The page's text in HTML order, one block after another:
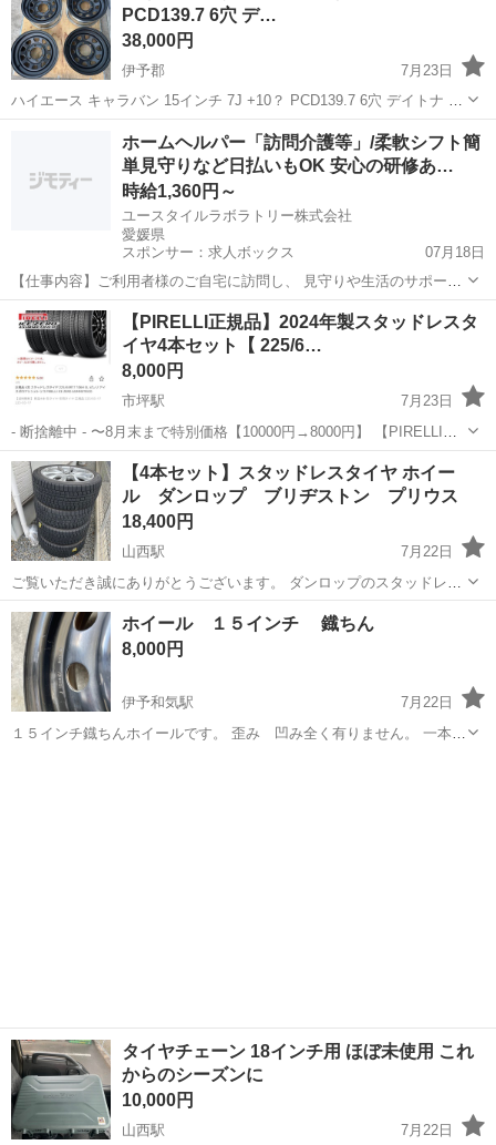
PCD139.7 6穴 デ…
38,000円
伊予郡
7月23日
ハイエース キャラバン 15インチ 7J +10？ PCD139.7 6穴 デイトナ オ
フセットは+10か+19あたりになります。
タイヤ、ホイール
ホームヘルパー「訪問介護等」/柔軟シフト簡
単見守りなど日払いもOK 安心の研修あ…
時給1,360円～
ユースタイルラボラトリー株式会社
愛媛県
スポンサー：求人ボックス
07月18日
【仕事内容】ご利用者様のご自宅に訪問し、 見守りや生活のサポート
を行う 訪問介護のお仕事です! 未経験から始める方が8割です! 具体的
な内容 ・見守り ・食事介助 ・身の回りの整理整頓 ・洗濯物の片付け
・痰の吸引 ・身体を清潔に...
アルバイト・パート
【PIRELLI正規品】2024年製スタッドレスタ
イヤ4本セット【 225/6…
8,000円
市坪駅
7月23日
- 断捨離中 - 〜8月末まで特別価格【10000円→8000円】 【PIRELLI正
規品】 2024年製 スタッドレスタイヤ4本セット サイズ：225/65R17
106H XL ICE ZERO ASIMMETR...
愛媛 松山市 市坪駅 タイヤ、ホイール
【4本セット】スタッドレスタイヤ ホイー
ル ダンロップ ブリヂストン プリウス
18,400円
山西駅
7月22日
ご覧いただき誠にありがとうございます。 ダンロップのスタッドレス
タイヤ4本セットです。 215/45R17 91Q GRASPIC DS3 ホイール→ブ
リヂストン バルミナ ホイールに2016-10-14と押印されている...
愛媛 松山市 山西駅 タイヤ、ホイール
ホイール １５インチ 鐡ちん
8,000円
伊予和気駅
7月22日
１５インチ鐡ちんホイールです。 歪み 凹み全く有りません。 一本
タイヤチェーン 18インチ用 ほぼ未使用 これ
からのシーズンに
10,000円
山西駅
7月22日